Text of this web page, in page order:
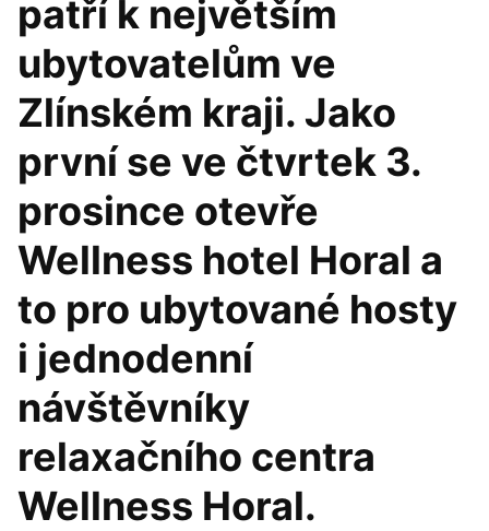
patří k největším
ubytovatelům ve
Zlínském kraji. Jako
první se ve čtvrtek 3.
prosince otevře
Wellness hotel Horal a
to pro ubytované hosty
i jednodenní
návštěvníky
relaxačního centra
Wellness Horal.